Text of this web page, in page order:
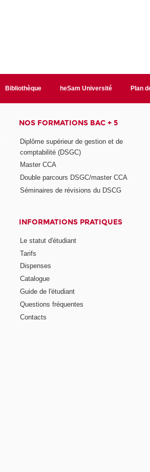
Bibliothèque heSam Université Plan
NOS FORMATIONS BAC + 5
Diplôme supérieur de gestion et de
comptabilité (DSGC)
Master CCA
Double parcours DSGC/master CCA
Séminaires de révisions du DSCG
INFORMATIONS PRATIQUES
Le statut d'étudiant
Tarifs
Dispenses
Catalogue
Guide de l'étudiant
Questions fréquentes
Contacts